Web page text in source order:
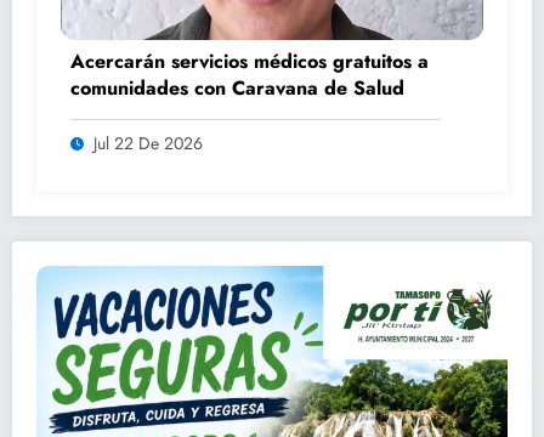
Acercarán servicios médicos gratuitos a
comunidades con Caravana de Salud
Jul 22 De 2026